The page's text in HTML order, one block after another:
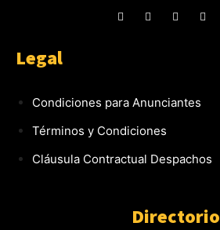
Legal
Condiciones para Anunciantes
Términos y Condiciones
Cláusula Contractual Despachos
Directorio